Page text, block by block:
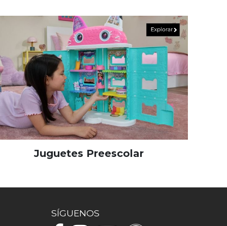
Juguetes Preescolar
SÍGUENOS